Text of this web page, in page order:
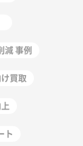
減 事例
買取
ト